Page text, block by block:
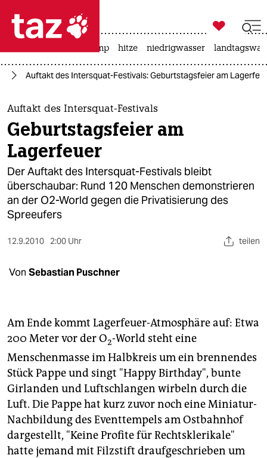
 taz zahl ich
taz zahl ich
themen
politik
öko
gesellschaft
kultur
sport
berlin
wahrheit
verlag
verlag
veranstaltungen
shop
fragen & hilfe

taz zahl ich
usa unter trump hitze niedrigwasser
Auftakt des Intersquat-Festivals: Geburtstagsfeier am
Auftakt des Intersquat-Festivals
Geburtstagsfeier am
Lagerfeuer
Der Auftakt des Intersquat-Festivals bleibt
überschaubar: Rund 120 Menschen demonstrieren
an der O2-World gegen die Privatisierung des
Spreeufers
12.9.2010 2:00 Uhr teilen
Von Sebastian Puschner
Am Ende kommt Lagerfeuer-Atmosphäre auf: Etwa
200 Meter vor der O2-World steht eine
Menschenmasse im Halbkreis um ein brennendes
Stück Pappe und singt "Happy Birthday", bunte
Girlanden und Luftschlangen wirbeln durch die
Luft. Die Pappe hat kurz zuvor noch eine Miniatur-
Nachbildung des Eventtempels am Ostbahnhof
dargestellt, "Keine Profite für Rechtsklerikale"
hatte jemand mit Filzstift draufgeschrieben um